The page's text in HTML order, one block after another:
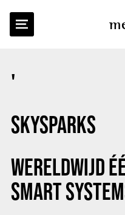
'
SKYSPARKS
WERELDWIJD
SMART
TERUG NAAR OVERZICHT